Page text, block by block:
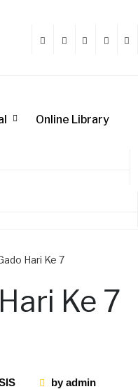
Online Library
Hari Ke 7
Ke 7
byadmin